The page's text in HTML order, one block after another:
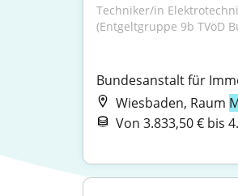
Techniker/in
(Entgeltgruppe 9b TVöD
Bundesanstalt für
Wiesbaden, Raum
Von 3.833,50 € bis